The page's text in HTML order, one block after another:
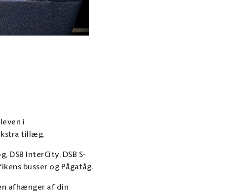
i
tillæg.
InterCity, DSB S-
busser og Pågatåg.
afhænger af din